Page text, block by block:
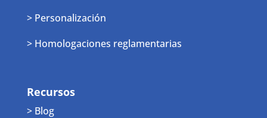
> Personalización
> Homologaciones reglamentarias
Recursos
> Blog